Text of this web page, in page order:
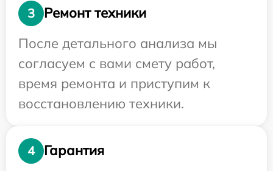
3
Ремонт техники
После детального анализа мы
согласуем с вами смету работ,
время ремонта и приступим к
восстановлению техники.
4
Гарантия